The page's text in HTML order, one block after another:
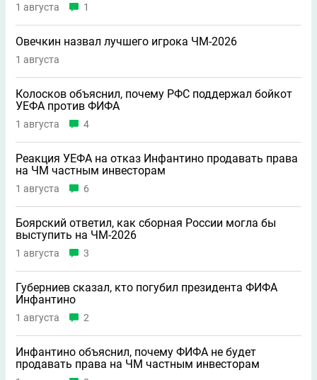
1 августа 1
Овечкин назвал лучшего игрока ЧМ-2026
1 августа
Колосков объяснил, почему РФС поддержал бойкот
УЕФА против ФИФА
1 августа 4
Реакция УЕФА на отказ Инфантино продавать права
на ЧМ частным инвесторам
1 августа 6
Боярский ответил, как сборная России могла бы
выступить на ЧМ-2026
1 августа 3
Губерниев сказал, кто погубил президента ФИФА
Инфантино
1 августа 2
Инфантино объяснил, почему ФИФА не будет
продавать права на ЧМ частным инвесторам